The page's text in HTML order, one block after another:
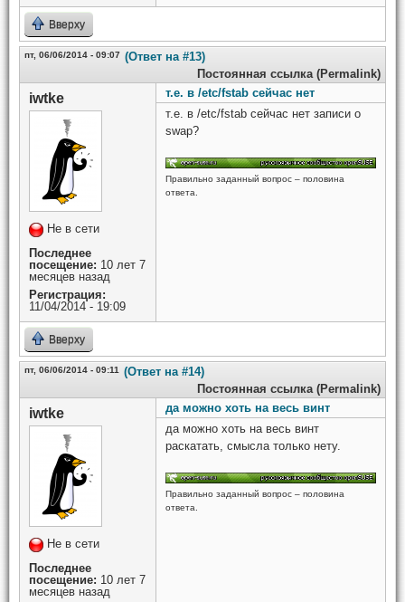
Вверху
пт, 06/06/2014 - 09:07 (Ответ на #13)
Постоянная ссылка (Permalink)
iwtke
Не в сети
Последнее
посещение: 10 лет 7
месяцев назад
Регистрация:
11/04/2014 - 19:09
т.е. в /etc/fstab сейчас нет
т.е. в /etc/fstab сейчас нет записи о
swap?
Правильно заданный вопрос – половина
ответа.
Вверху
пт, 06/06/2014 - 09:11 (Ответ на #14)
Постоянная ссылка (Permalink)
iwtke
Не в сети
Последнее
посещение: 10 лет 7
месяцев назад
да можно хоть на весь винт
да можно хоть на весь винт
раскатать, смысла только нету.
Правильно заданный вопрос – половина
ответа.